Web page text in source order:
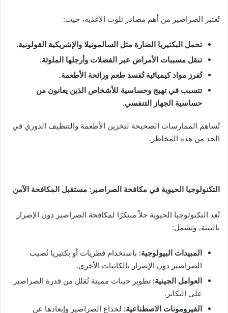
تُعتبر الصراصير من أهم مصادر تلوث الأغذية، حيث:
تحمل البكتيريا الضارة مثل السالمونيلا والإشريكية القولونية.
تنقل مسببات الأمراض عبر الفضلات وأرجلها الملوثة.
تُفرز مواد كيميائية تُفسد طعم ورائحة الأطعمة.
تتسبب في تهيج وحساسية للأشخاص الذين يعانون من
حساسية الجهاز التنفسي.
تُساهم الممارسات الصحيحة لتخزين الأطعمة والتنظيف الدوري في
الحد من هذه المخاطر.
التكنولوجيا الحيوية في مكافحة الصراصير: مستقبل المكافحة الآمن
تُعد التكنولوجيا الحيوية حلاً مبتكرًا لمكافحة الصراصير دون الإضرار
بالبيئة، وتشمل:
المبيدات البيولوجية: باستخدام فطريات أو بكتيريا تُصيب
الصراصير دون الإضرار بالكائنات الأخرى.
العوامل الجينية: تطوير جينات مميتة تُقلل من قدرة الصراصير
على التكاثر.
الفيرومونات الاصطناعية: لخداع الصراصير وإبعادها عن